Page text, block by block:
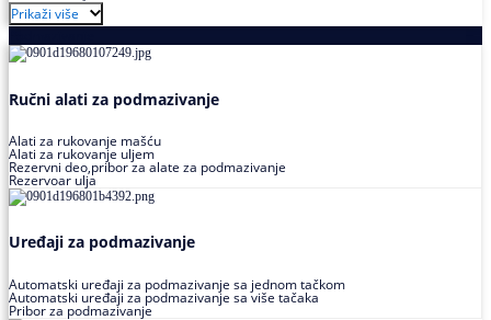
Prikaži više
Ručni alati za podmazivanje
Alati za rukovanje mašću
Alati za rukovanje uljem
Rezervni deo,pribor za alate za podmazivanje
Rezervoar ulja
Uređaji za podmazivanje
Automatski uređaji za podmazivanje sa jednom tačkom
Automatski uređaji za podmazivanje sa više tačaka
Pribor za podmazivanje